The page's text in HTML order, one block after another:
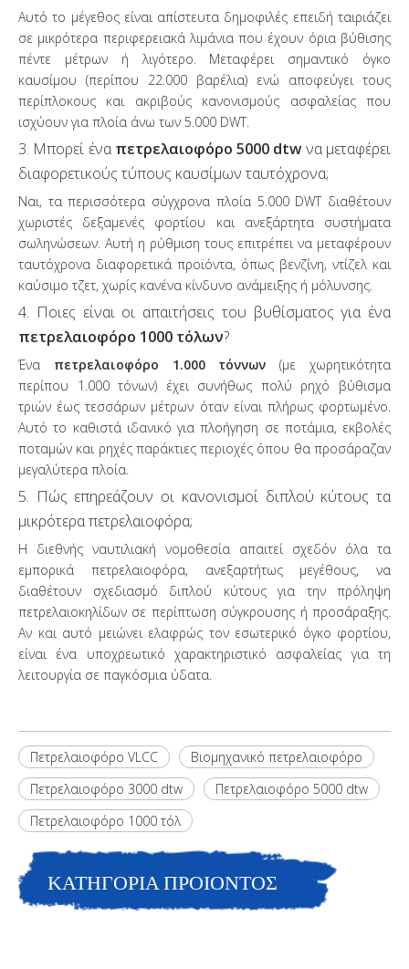
Αυτό το μέγεθος είναι απίστευτα δημοφιλές επειδή ταιριάζει
σε μικρότερα περιφερειακά λιμάνια που έχουν όρια βύθισης
πέντε μέτρων ή λιγότερο. Μεταφέρει σημαντικό όγκο
καυσίμου (περίπου 22.000 βαρέλια) ενώ αποφεύγει τους
περίπλοκους και ακριβούς κανονισμούς ασφαλείας που
ισχύουν για πλοία άνω των 5.000 DWT.
3. Μπορεί έναπετρελαιοφόρο 5000 dtw να μεταφέρει
διαφορετικούς τύπους καυσίμων ταυτόχρονα;
Ναι, τα περισσότερα σύγχρονα πλοία 5.000 DWT διαθέτουν
χωριστές δεξαμενές φορτίου και ανεξάρτητα συστήματα
σωληνώσεων. Αυτή η ρύθμιση τους επιτρέπει να μεταφέρουν
ταυτόχρονα διαφορετικά προϊόντα, όπως βενζίνη, ντίζελ και
καύσιμο τζετ, χωρίς κανένα κίνδυνο ανάμειξης ή μόλυνσης.
4. Ποιες είναι οι απαιτήσεις του βυθίσματος για ένα
πετρελαιοφόρο 1000 τόλων?
Ένα πετρελαιοφόρο 1.000 τόννων(με χωρητικότητα
περίπου 1.000 τόνων) έχει συνήθως πολύ ρηχό βύθισμα
τριών έως τεσσάρων μέτρων όταν είναι πλήρως φορτωμένο.
Αυτό το καθιστά ιδανικό για πλοήγηση σε ποτάμια, εκβολές
ποταμών και ρηχές παράκτιες περιοχές όπου θα προσάραζαν
μεγαλύτερα πλοία.
5. Πώς επηρεάζουν οι κανονισμοί διπλού κύτους τα
μικρότερα πετρελαιοφόρα;
Η διεθνής ναυτιλιακή νομοθεσία απαιτεί σχεδόν όλα τα
εμπορικά πετρελαιοφόρα, ανεξαρτήτως μεγέθους, να
διαθέτουν σχεδιασμό διπλού κύτους για την πρόληψη
πετρελαιοκηλίδων σε περίπτωση σύγκρουσης ή προσάραξης.
Αν και αυτό μειώνει ελαφρώς τον εσωτερικό όγκο φορτίου,
είναι ένα υποχρεωτικό χαρακτηριστικό ασφαλείας για τη
λειτουργία σε παγκόσμια ύδατα.
Πετρελαιοφόρο VLCC
Βιομηχανικό πετρελαιοφόρο
Πετρελαιοφόρο 3000 dtw
Πετρελαιοφόρο 5000 dtw
Πετρελαιοφόρο 1000 τόλ
ΚΑΤΗΓΟΡΙΑ ΠΡΟΙΟΝΤΟΣ